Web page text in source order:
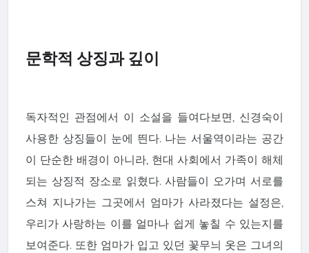
문학적 상징과 깊이
독자적인 관점에서 이 소설을 들여다보면, 신경숙이
사용한 상징들이 눈에 띈다. 나는 서울역이라는 공간
이 단순한 배경이 아니라, 현대 사회에서 가족이 해체
되는 상징적 장소로 읽혔다. 사람들이 오가며 서로를
스쳐 지나가는 그곳에서 엄마가 사라졌다는 설정은,
우리가 사랑하는 이를 얼마나 쉽게 놓칠 수 있는지를
보여준다. 또한 엄마가 입고 있던 꽃무늬 옷은 그녀의